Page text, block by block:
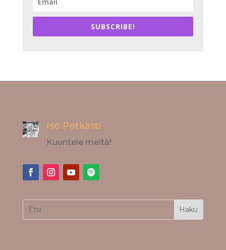
SUBSCRIBE!
Iso Potkästi
Kuuntele meitä!